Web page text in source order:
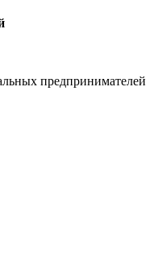
предпринимателей